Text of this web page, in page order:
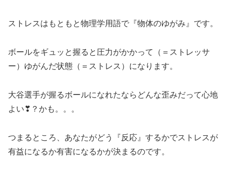
ストレスはもともと物理学用語で『物体のゆがみ』です。
ボールをギュッと握ると圧力がかかって（＝ストレッサ
ー）ゆがんだ状態（＝ストレス）になります。
大谷選手が握るボールになれたならどんな歪みだって心地
よい❣？かも。。。
つまるところ、あなたがどう『反応』するかでストレスが
有益になるか有害になるかが決まるのです。